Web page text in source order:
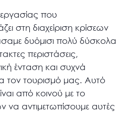
που
στη διαχείριση κρίσεων
δυόμισι πολύ δύσκολα
περιστάσεις,
ένταση και συχνά
τον τουρισμό μας. Αυτό
από κοινού με το
να αντιμετωπίσουμε αυτές